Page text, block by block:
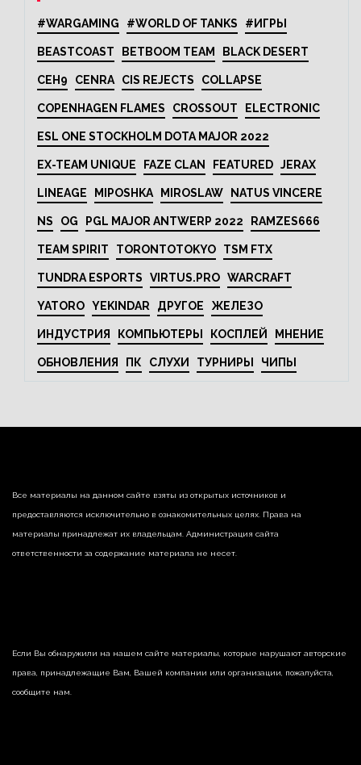
#WARGAMING #WORLD OF TANKS #ИГРЫ
BEASTCOAST BETBOOM TEAM BLACK DESERT
CEH9 CENRA CIS REJECTS COLLAPSE
COPENHAGEN FLAMES CROSSOUT ELECTRONIC
ESL ONE STOCKHOLM DOTA MAJOR 2022
EX-TEAM UNIQUE FAZE CLAN FEATURED JERAX
LINEAGE MIPOSHKA MIROSLAW NATUS VINCERE
NS OG PGL MAJOR ANTWERP 2022 RAMZES666
TEAM SPIRIT TORONTOTOKYO TSM FTX
TUNDRA ESPORTS VIRTUS.PRO WARCRAFT
YATORO YEKINDAR ДРУГОЕ ЖЕЛЕЗО
ИНДУСТРИЯ КОМПЬЮТЕРЫ КОСПЛЕЙ МНЕНИЕ
ОБНОВЛЕНИЯ ПК СЛУХИ ТУРНИРЫ ЧИПЫ
Все материалы на данном сайте взяты из открытых источников и
предоставляются исключительно в ознакомительных целях. Права на
материалы принадлежат их владельцам. Администрация сайта
ответственности за содержание материала не несет.
Если Вы обнаружили на нашем сайте материалы, которые нарушают авторские
права, принадлежащие Вам, Вашей компании или организации, пожалуйста,
сообщите нам.